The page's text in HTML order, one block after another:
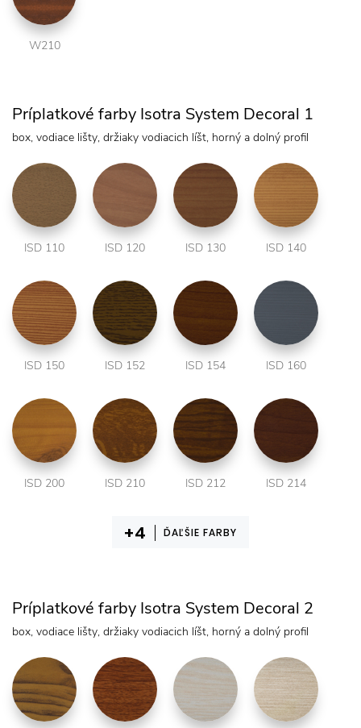
W210
Príplatkové farby Isotra System Decoral 1
box, vodiace lišty, držiaky vodiacich líšt, horný a dolný profil
ISD 110 ISD 120 ISD 130 ISD 140
ISD 150 ISD 152 ISD 154 ISD 160
ISD 200 ISD 210 ISD 212 ISD 214
ĎAĽŠIE FARBY
Príplatkové farby Isotra System Decoral 2
box, vodiace lišty, držiaky vodiacich líšt, horný a dolný profil